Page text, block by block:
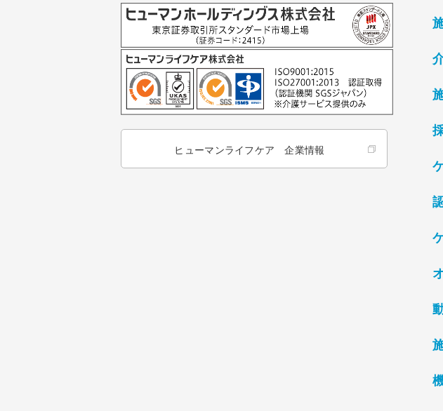
ヒューマンライフケア 企業情報